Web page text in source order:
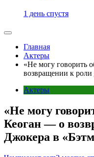
1 день спустя
Главная
Актеры
«Не могу говорить
возвращении к
Актеры
«Не могу
Кеоган — о
Джокера в